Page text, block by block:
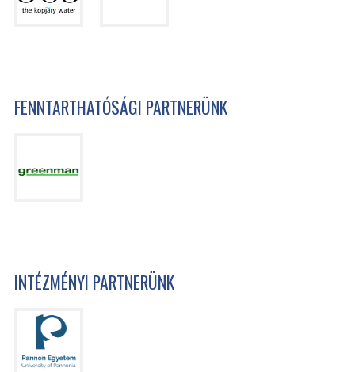
FENNTARTHATÓSÁGI PARTNERÜNK
INTÉZMÉNYI PARTNERÜNK